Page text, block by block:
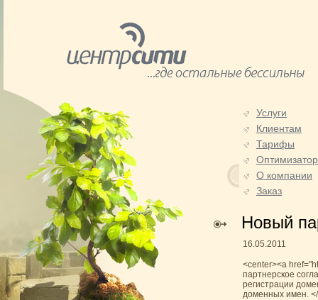
Услуги
Клиентам
Тарифы
О компании
Заказ
Новый
16.05.2011
<center><a
партнерское
регистрации
доменных имен.